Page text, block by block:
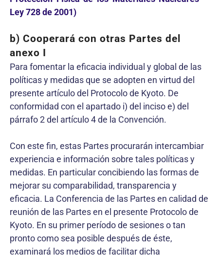
Ley 728 de 2001)
b) Cooperará con otras Partes del
anexo I
Para fomentar la eficacia individual y global de las
políticas y medidas que se adopten en virtud del
presente artículo del Protocolo de Kyoto. De
conformidad con el apartado i) del inciso e) del
párrafo 2 del artículo 4 de la Convención.
Con este fin, estas Partes procurarán intercambiar
experiencia e información sobre tales políticas y
medidas. En particular concibiendo las formas de
mejorar su comparabilidad, transparencia y
eficacia. La Conferencia de las Partes en calidad de
reunión de las Partes en el presente Protocolo de
Kyoto. En su primer período de sesiones o tan
pronto como sea posible después de éste,
examinará los medios de facilitar dicha